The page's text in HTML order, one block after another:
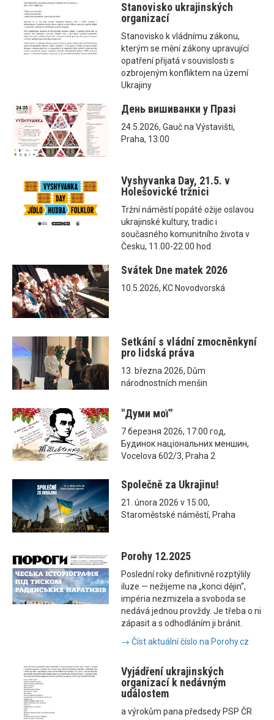
Stanovisko ukrajinských
organizací
Stanovisko k vládnímu zákonu,
kterým se mění zákony upravující
opatření přijatá v souvislosti s
ozbrojeným konfliktem na území
Ukrajiny
День вишиванки у Празі
24.5.2026, Gauč na Výstavišti,
Praha, 13:00
Vyshyvanka Day, 21.5. v
Holešovické tržnici
Tržní náměstí popáté ožije oslavou
ukrajinské kultury, tradic i
současného komunitního života v
Česku, 11.00-22.00 hod.
Svátek Dne matek 2026
10.5.2026, KC Novodvorská
Setkání s vládní zmocněnkyní
pro lidská práva
13. března 2026, Dům
národnostních menšin
"Думи мої"
7 березня 2026, 17:00 год,
Будинок національних меншин,
Vocelova 602/3, Praha 2
Společně za Ukrajinu!
21. února 2026 v 15:00,
Staroměstské náměstí, Praha
Porohy 12.2025
Poslední roky definitivně rozptýlily
iluze — nežijeme na „konci dějin“,
impéria nezmizela a svoboda se
nedává jednou provždy. Je třeba o ni
zápasit a s odhodláním ji bránit.
→ Číst aktuální číslo na Porohy.cz
Vyjádření ukrajinských
organizací k nedávným
událostem
a výrokům pana předsedy PSP ČR